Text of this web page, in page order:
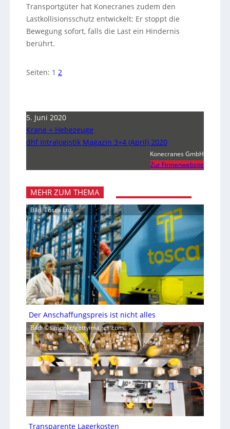
Transportgüter hat Konecranes zudem den
Lastkollisionsschutz entwickelt: Er stoppt die
Bewegung sofort, falls die Last ein Hindernis
berührt.
Seiten: 1 2
5. Juni 2020
Krane + Hebezeuge
dhf Intralogistik Magazin 3+4 (April) 2020
Konecranes GmbH
Zur Firmenwebsite
MEHR ZUM THEMA
Bild: Tosca Ltd.
Der Anschaffungspreis ist nicht alles
Bild: ©simonkr/gettyimages.com
Transparente Lagerkosten